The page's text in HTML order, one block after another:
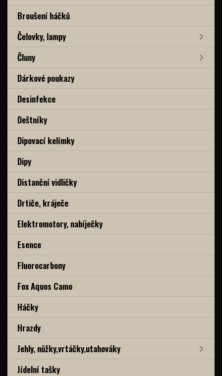
Broušení háčků
Čelovky, lampy
Čluny
Dárkové poukazy
Desinfekce
Deštníky
Dipovací kelímky
Dipy
Distanční vidličky
Drtiče, kráječe
Elektromotory, nabíječky
Esence
Fluorocarbony
Fox Aquos Camo
Háčky
Hrazdy
Jehly, nůžky,vrtáčky,utahováky
Jídelní tašky